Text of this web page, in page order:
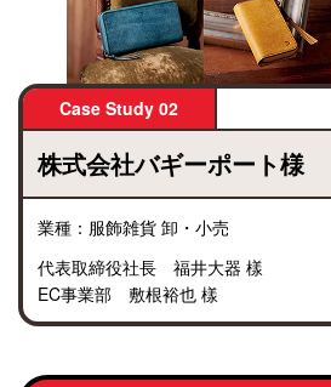
Case Study 02
株式会社バギーポート様
業種：服飾雑貨 卸・小売
代表取締役社長 福井大器 樣
EC事業部 敷根裕也 樣